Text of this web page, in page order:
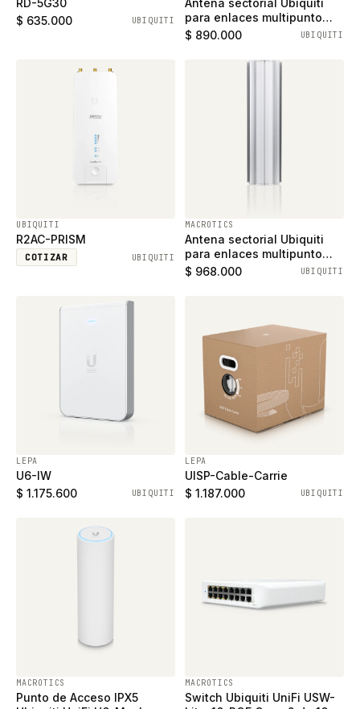
RD-5G30
$ 635.000
UBIQUITI
Antena sectorial Ubiquiti
para enlaces multipunto
AM-5AC21-60 en 5 GHz, una
$ 890.000 UBIQUITI
UBIQUITI
R2AC-PRISM
COTIZAR UBIQUITI
MACROTICS
Antena sectorial Ubiquiti
para enlaces multipunto
AM-5AC22-45 en 5 GHz,
$ 968.000 UBIQUITI
LEPA
U6-IW
$ 1.175.600
UBIQUITI
LEPA
UISP-Cable-Carrie
$ 1.187.000
UBIQUITI
MACROTICS
Punto de Acceso IPX5
MACROTICS
Switch Ubiquiti UniFi USW-